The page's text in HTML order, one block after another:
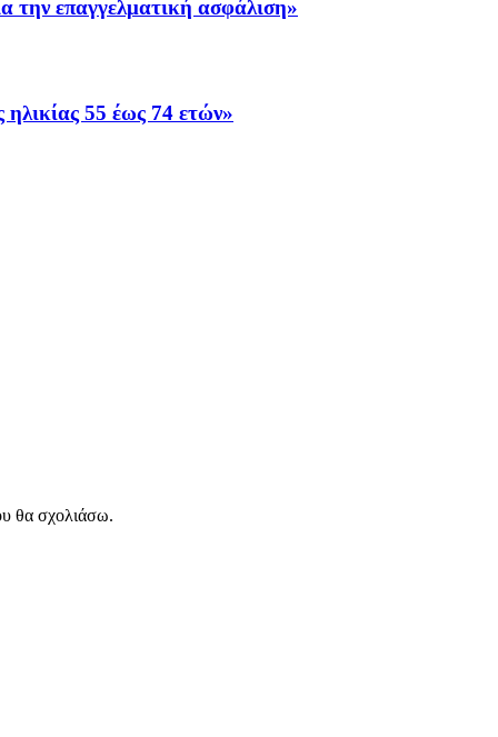
επαγγελματική ασφάλιση»
55 έως 74 ετών»
θα σχολιάσω.